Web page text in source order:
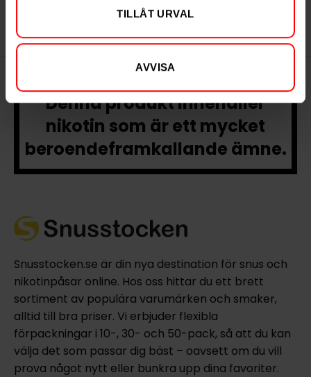
TILLÅT URVAL
AVVISA
Denna produkt innehåller
nikotin som är ett mycket
beroendeframkallande ämne.
Snusstocken.se är din nya destination för snus och
nikotinpåsar online. Hos oss hittar du ett brett
sortiment av populära varumärken och smaker,
alltid till bra priser. Vi erbjuder flexibla
förpackningar i 10-, 30- och 50-pack, så att du kan
välja det som passar dig bäst – oavsett om du vill
prova något nytt eller bunkra upp dina favoriter.